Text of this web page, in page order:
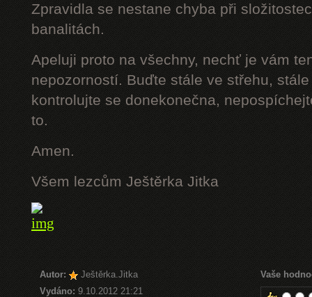
Zpravidla se nestane chyba při
banalitách.
Apeluji proto na všechny, nechť je vám
nepozorností. Buďte stále ve střehu,
kontrolujte se donekonečna,
to.
Amen.
Všem lezcům Ještěrka Jitka
Autor:
Ještěrka.Jitka
Vydáno: 9.10.2012 21:21
Vaše